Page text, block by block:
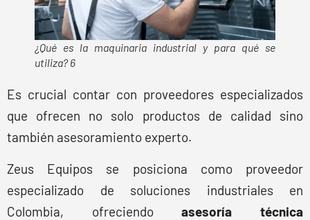
¿Qué es la maquinaria industrial y para qué se
utiliza? 6
Es crucial contar con proveedores especializados
que ofrecen no solo productos de calidad sino
también asesoramiento experto.
Zeus Equipos se posiciona como proveedor
especializado de soluciones industriales en
Colombia, ofreciendoasesoría técnica